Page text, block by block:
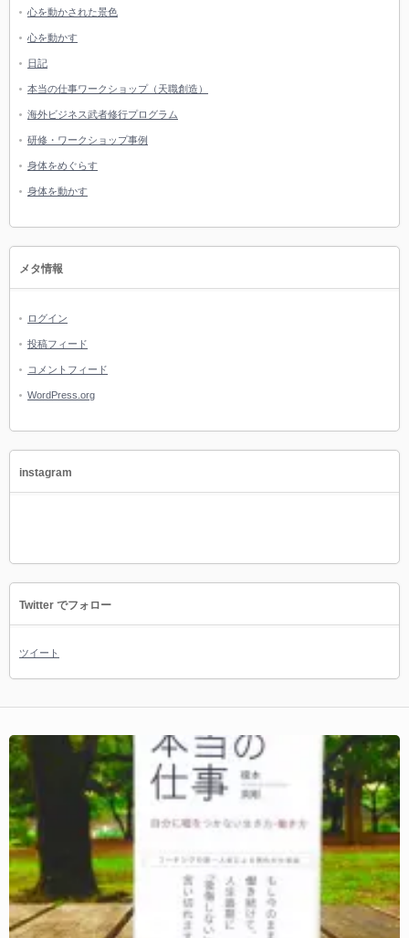
心を動かされた景色
心を動かす
日記
本当の仕事ワークショップ（天職創造）
海外ビジネス武者修行プログラム
研修・ワークショップ事例
身体をめぐらす
身体を動かす
メタ情報
ログイン
投稿フィード
コメントフィード
WordPress.org
instagram
Twitter でフォロー
ツイート